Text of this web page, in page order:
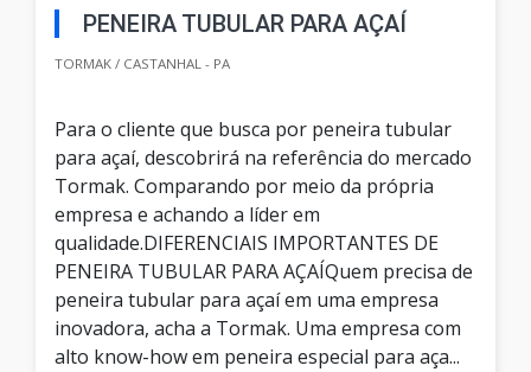
PENEIRA TUBULAR PARA AÇAÍ
TORMAK / CASTANHAL - PA
Para o cliente que busca por peneira tubular
para açaí, descobrirá na referência do mercado
Tormak. Comparando por meio da própria
empresa e achando a líder em
qualidade.DIFERENCIAIS IMPORTANTES DE
PENEIRA TUBULAR PARA AÇAÍQuem precisa de
peneira tubular para açaí em uma empresa
inovadora, acha a Tormak. Uma empresa com
alto know-how em peneira especial para aça...